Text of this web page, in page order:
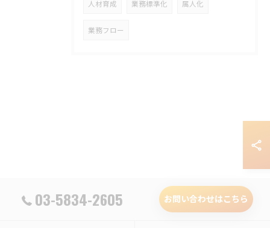
人材育成 業務標準化 属人化
業務フロー
03-5834-2605 お問い合わせはこちら